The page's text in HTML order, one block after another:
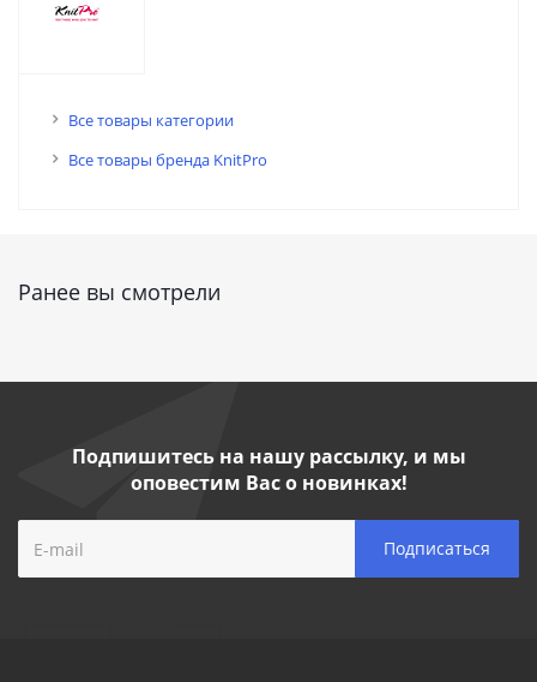
Все товары категории
Все товары бренда KnitPro
Ранее вы смотрели
Подпишитесь на нашу рассылку, и мы
оповестим Вас о новинках!